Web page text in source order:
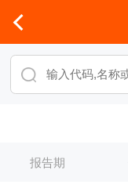
报告期